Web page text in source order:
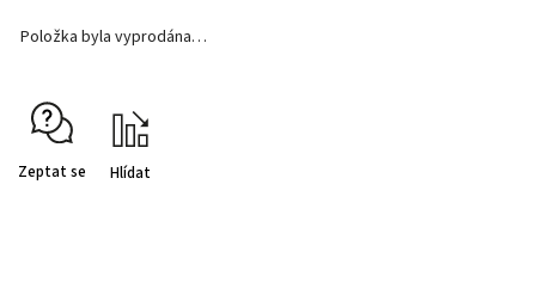
Položka byla vyprodána…
Zeptat se Hlídat